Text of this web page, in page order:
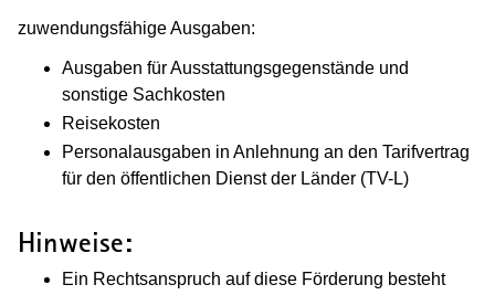
zuwendungsfähige Ausgaben:
Ausgaben für Ausstattungsgegenstände und
sonstige Sachkosten
Reisekosten
Personalausgaben in Anlehnung an den Tarifvertrag
für den öffentlichen Dienst der Länder (TV-L)
Hinweise:
Ein Rechtsanspruch auf diese Förderung besteht